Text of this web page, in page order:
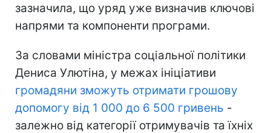
зазначила, що уряд уже визначив ключові
напрями та компоненти програми.
За словами міністра соціальної політики
Дениса Улютіна, у межах ініціативи
громадяни зможуть отримати грошову
допомогу від 1 000 до 6 500 гривень -
залежно від категорії отримувачів та їхніх